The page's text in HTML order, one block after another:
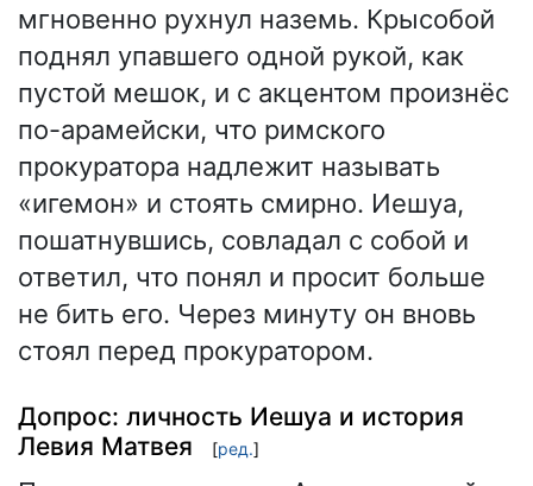
мгновенно рухнул наземь. Крысобой
поднял упавшего одной рукой, как
пустой мешок, и с акцентом произнёс
по-арамейски, что римского
прокуратора надлежит называть
«игемон» и стоять смирно. Иешуа,
пошатнувшись, совладал с собой и
ответил, что понял и просит больше
не бить его. Через минуту он вновь
стоял перед прокуратором.
Допрос: личность Иешуа и история
Левия Матвея
[ред.]